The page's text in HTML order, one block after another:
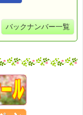
バックナンバー一覧